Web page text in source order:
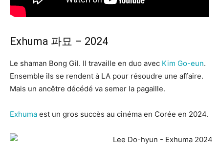
Exhuma 파묘 – 2024
Le shaman Bong Gil. Il travaille en duo avec Kim Go-eun.
Ensemble ils se rendent à LA pour résoudre une affaire.
Mais un ancêtre décédé va semer la pagaille.
Exhuma est un gros succès au cinéma en Corée en 2024.